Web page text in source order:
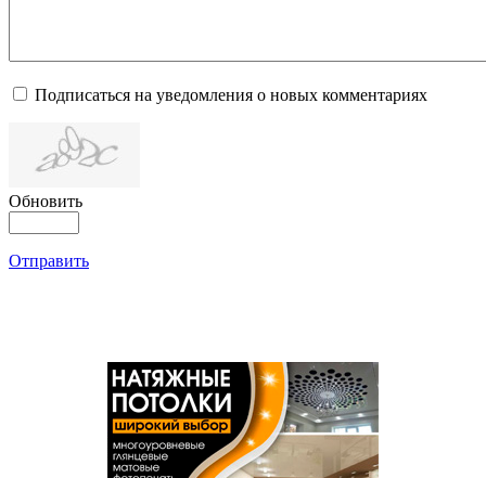
Подписаться на уведомления о новых комментариях
Обновить
Отправить